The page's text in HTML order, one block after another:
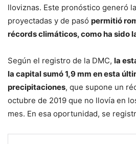
lloviznas. Este pronóstico generó
proyectadas y de pasó permitió
récords climáticos, como ha sido
Según el registro de la DMC, la
la capital sumó 1,9 mm en esta
precipitaciones, que supone un
octubre de 2019 que no llovía en
mes. En esa oportunidad, se